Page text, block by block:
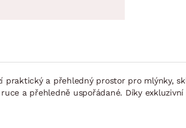
praktický a přehledný prostor pro mlýnky,
a přehledně uspořádané. Díky